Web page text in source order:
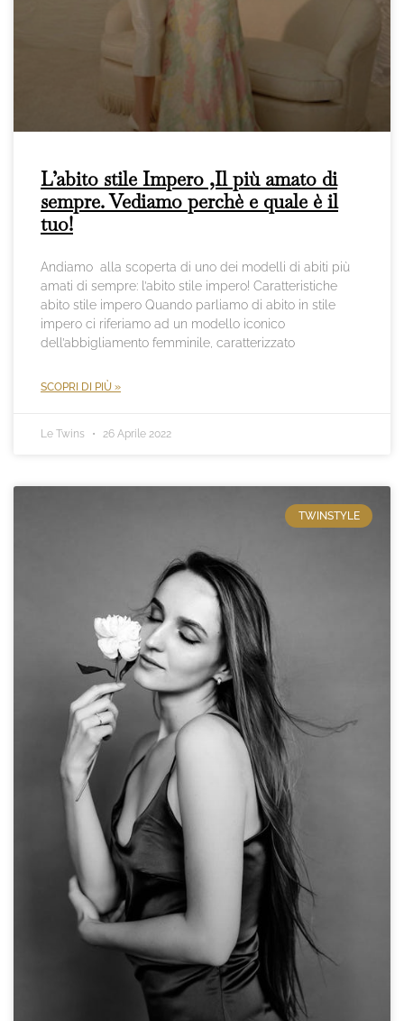
L’abito stile Impero ,Il più amato di
sempre. Vediamo perchè e quale è il
tuo!
Andiamo alla scoperta di uno dei modelli di abiti più
amati di sempre: l’abito stile impero! Caratteristiche
abito stile impero Quando parliamo di abito in stile
impero ci riferiamo ad un modello iconico
dell’abbigliamento femminile, caratterizzato
SCOPRI DI PIÙ »
Le Twins 26 Aprile 2022
TWINSTYLE